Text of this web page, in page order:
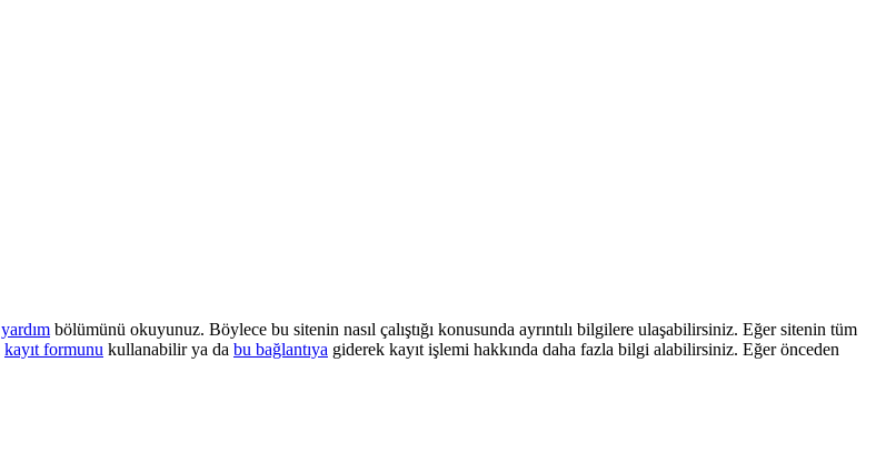
yardım bölümünü okuyunuz. Böylece bu sitenin nasıl çalıştığı konusunda ayrıntılı bilgilere ulaşabilirsiniz. Eğer sitenin tüm
kayıt formunu kullanabilir ya da bu bağlantıya giderek kayıt işlemi hakkında daha fazla bilgi alabilirsiniz. Eğer önceden